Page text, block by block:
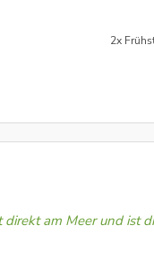
2x
am Meer und ist